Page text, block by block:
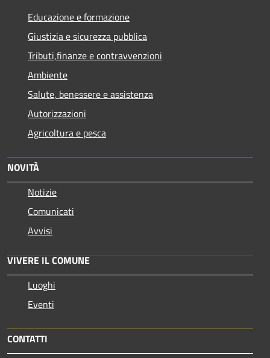
Educazione e formazione
Giustizia e sicurezza pubblica
Tributi,finanze e contravvenzioni
Ambiente
Salute, benessere e assistenza
Autorizzazioni
Agricoltura e pesca
NOVITÀ
Notizie
Comunicati
Avvisi
VIVERE IL COMUNE
Luoghi
Eventi
CONTATTI